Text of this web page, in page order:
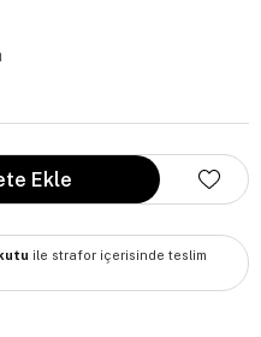
ile strafor içerisinde teslim